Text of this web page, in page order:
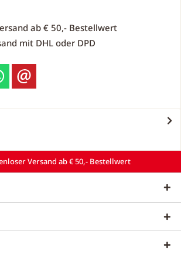
ab € 50,- Bestellwert
mit DHL oder DPD
Versand ab € 50,- Bestellwert